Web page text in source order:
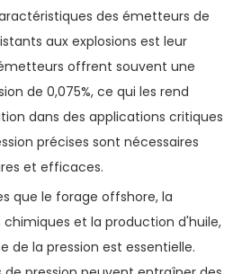
des émetteurs de
aux explosions est leur
offrent souvent une
de 0,075%, ce qui les rend
dans des applications critiques
précises sont nécessaires
et efficaces.
que le forage offshore, la
et la production d'huile,
de la pression est essentielle.